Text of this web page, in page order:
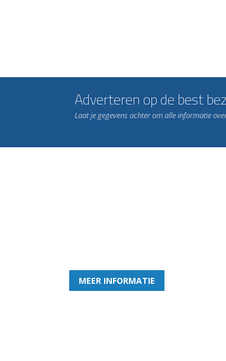
Adverteren op de best
Laat je gegevens achter om alle informatie
MEER INFORMATIE